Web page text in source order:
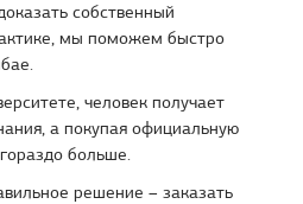
собственный
мы поможем быстро
человек получает
а покупая официальную
больше.
решение – заказать